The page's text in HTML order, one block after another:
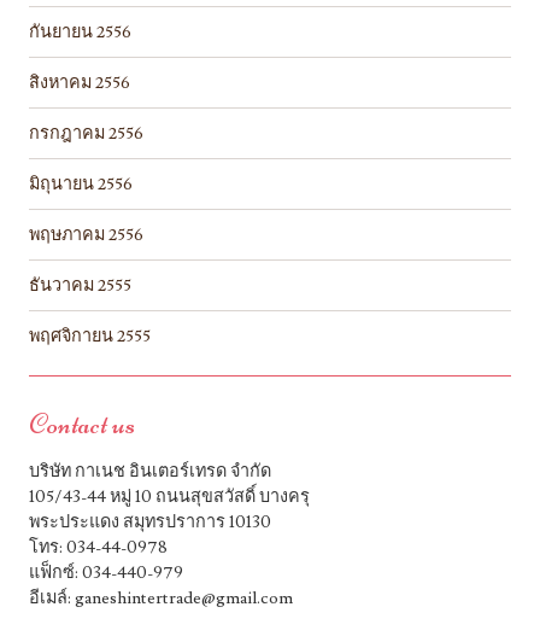
กันยายน 2556
สิงหาคม 2556
กรกฎาคม 2556
มิถุนายน 2556
พฤษภาคม 2556
ธันวาคม 2555
พฤศจิกายน 2555
Contact us
บริษัท กาเนช อินเตอร์เทรด จำกัด
105/43-44 หมู่ 10 ถนนสุขสวัสดิ์ บางครุ
พระประแดง สมุทรปราการ 10130
โทร: 034-44-0978
แฟ็กซ์: 034-440-979
อีเมล์: ganeshintertrade@gmail.com